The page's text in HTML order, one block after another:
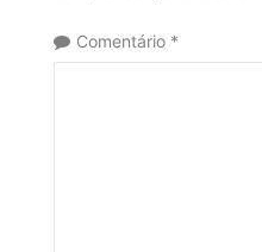
Comentário *